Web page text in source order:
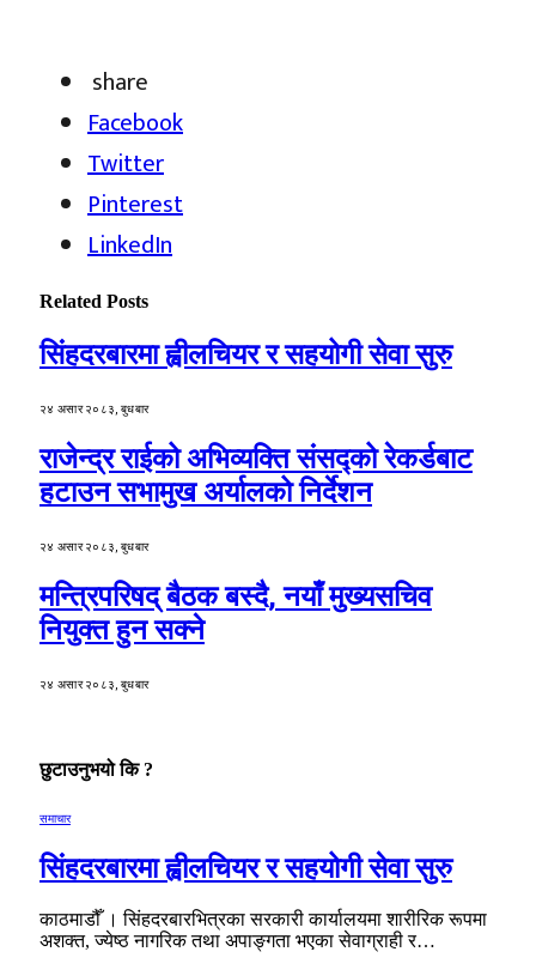
share
Facebook
Twitter
Pinterest
LinkedIn
Related Posts
सिंहदरबारमा ह्वीलचियर र सहयोगी सेवा सुरु
२४ असार २०८३, बुधबार
राजेन्द्र राईको अभिव्यक्ति संसद्को रेकर्डबाट
हटाउन सभामुख अर्यालको निर्देशन
२४ असार २०८३, बुधबार
मन्त्रिपरिषद् बैठक बस्दै, नयाँ मुख्यसचिव
नियुक्त हुन सक्ने
२४ असार २०८३, बुधबार
छुटाउनुभयो कि ?
समाचार
सिंहदरबारमा ह्वीलचियर र सहयोगी सेवा सुरु
काठमाडौँ । सिंहदरबारभित्रका सरकारी कार्यालयमा शारीरिक रूपमा
अशक्त, ज्येष्ठ नागरिक तथा अपाङ्गता भएका सेवाग्राही र…